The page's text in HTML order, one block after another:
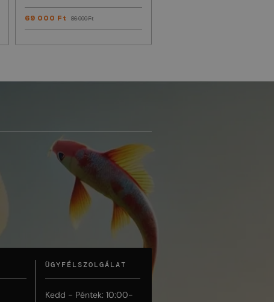
69 000 Ft 86 000 Ft
ÜGYFÉLSZOLGÁLAT
Kedd - Péntek: 10:00-